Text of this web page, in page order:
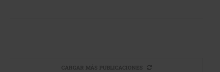
CARGAR MÁS PUBLICACIONES